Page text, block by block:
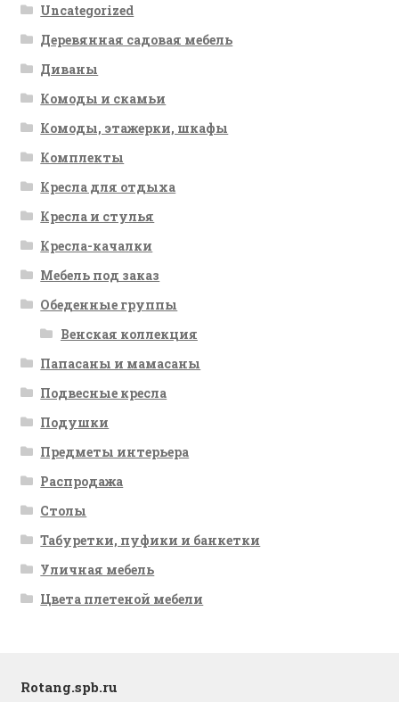
Uncategorized
Деревянная садовая мебель
Диваны
Комоды и скамьи
Комоды, этажерки, шкафы
Комплекты
Кресла для отдыха
Кресла и стулья
Кресла-качалки
Мебель под заказ
Обеденные группы
Венская коллекция
Папасаны и мамасаны
Подвесные кресла
Подушки
Предметы интерьера
Распродажа
Столы
Табуретки, пуфики и банкетки
Уличная мебель
Цвета плетеной мебели
Rotang.spb.ru